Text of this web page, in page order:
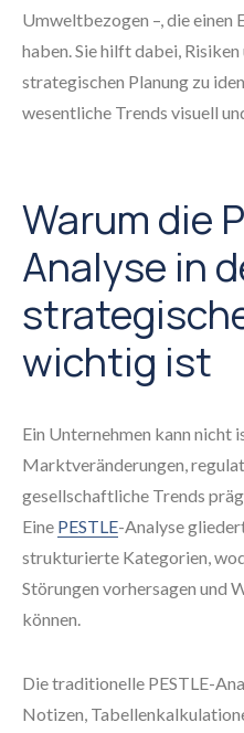
Umweltbezogen –, die einen
haben. Sie hilft dabei, Risiken
strategischen Planung zu
wesentliche Trends visuell
Warum die
Analyse in
wichtig ist
Ein Unternehmen kann nicht
Marktveränderungen,
gesellschaftliche Trends
Eine PESTLE-Analyse
strukturierte Kategorien,
Störungen vorhersagen und
können.
Die traditionelle PESTLE-
Notizen,